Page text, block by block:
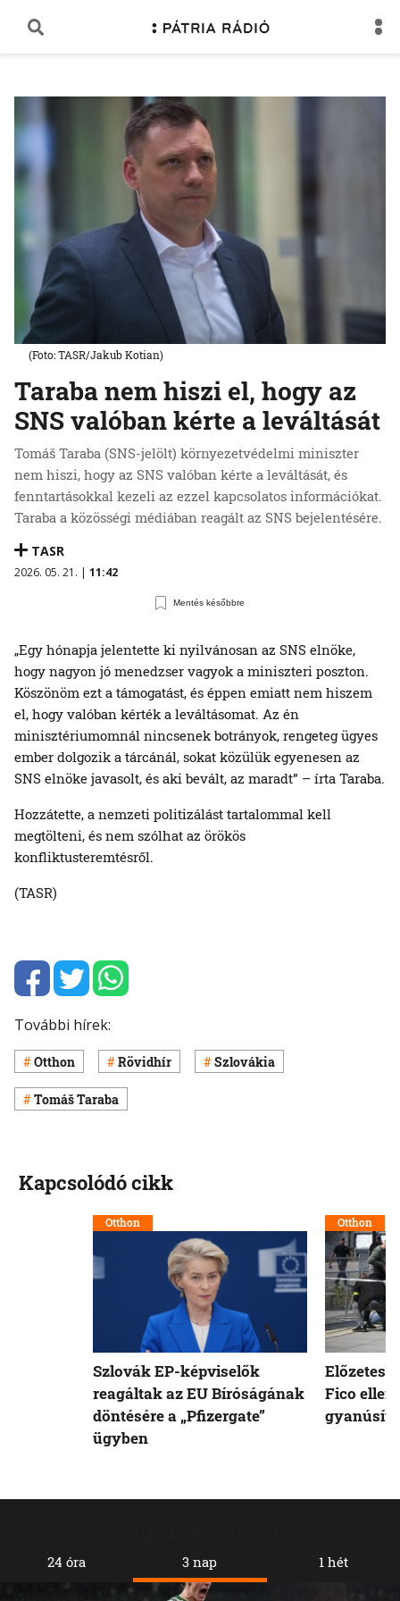
Taraba nem hiszi el, hogy az
SNS valóban kérte a leváltását
Tomáš Taraba (SNS-jelölt) környezetvédelmi miniszter
nem hiszi, hogy az SNS valóban kérte a leváltását, és
fenntartásokkal kezeli az ezzel kapcsolatos információkat.
Taraba a közösségi médiában reagált az SNS bejelentésére.
TASR
2026. 05. 21. | 11:42
Mentés későbbre
(Foto: TASR/Jakub Kotian)
„Egy hónapja jelentette ki nyilvánosan az SNS elnöke,
hogy nagyon jó menedzser vagyok a miniszteri poszton.
Köszönöm ezt a támogatást, és éppen emiatt nem hiszem
el, hogy valóban kérték a leváltásomat. Az én
minisztériumomnál nincsenek botrányok, rengeteg ügyes
ember dolgozik a tárcánál, sokat közülük egyenesen az
SNS elnöke javasolt, és aki bevált, az maradt” – írta Taraba.
Hozzátette, a nemzeti politizálást tartalommal kell
megtölteni, és nem szólhat az örökös
konfliktusteremtésről.
(TASR)
További hírek:
Otthon Rövidhír Szlovákia
Tomáš Taraba
24 óra 3 nap 1 hét
Kapcsolódó cikk
Otthon
Szlovák EP-képviselők
reagáltak az EU Bíróságának
döntésére a „Pfizergate”
ügyben
Otthon
Fico